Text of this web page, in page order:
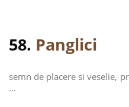
58. Panglici
semn de placere si veselie,
...